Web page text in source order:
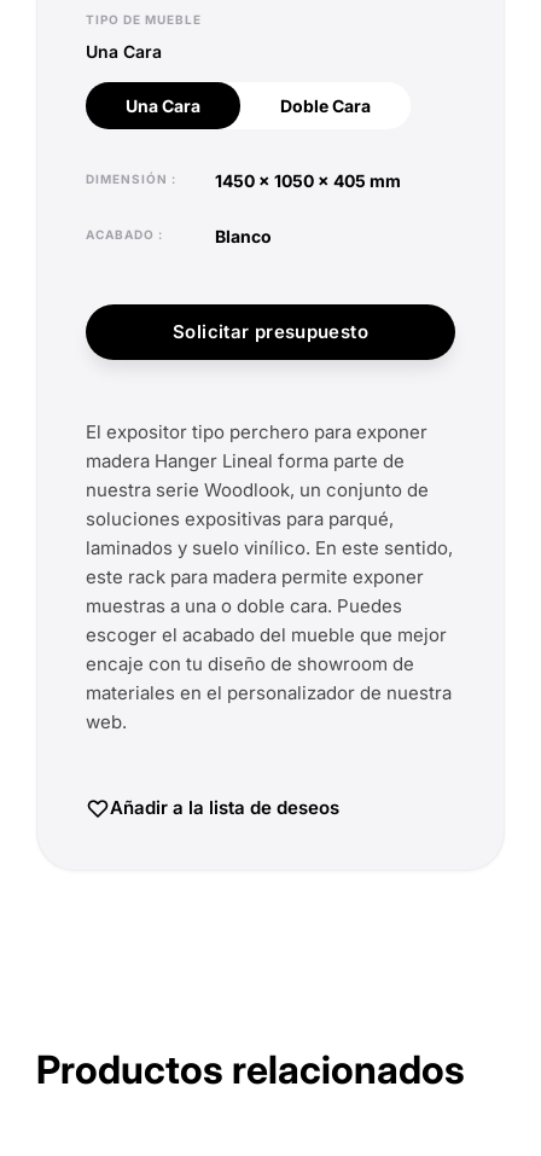
TIPO DE MUEBLE
Una Cara
Una Cara
Una Cara
Doble Cara
Doble Cara
DIMENSIÓN 1450 x 1050 x 405 mm
ACABADO blanco
Solicitar presupuesto
El expositor tipo perchero para exponer
madera Hanger Lineal forma parte de
nuestra serie Woodlook, un conjunto de
soluciones expositivas para parqué,
laminados y suelo vinílico. En este sentido,
este rack para madera permite exponer
muestras a una o doble cara. Puedes
escoger el acabado del mueble que mejor
encaje con tu diseño de showroom de
materiales en el personalizador de nuestra
web.
Añadir a la lista de deseos
Productos relacionados